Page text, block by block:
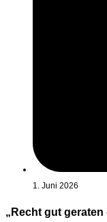
1. Juni 2026
„Recht gut geraten